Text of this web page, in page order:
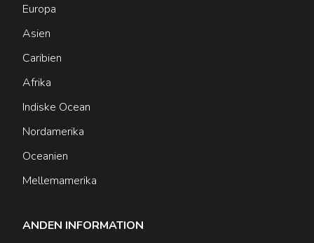
Europa
Asien
Caribien
Afrika
Indiske Ocean
Nordamerika
Oceanien
Mellemamerika
ANDEN INFORMATION